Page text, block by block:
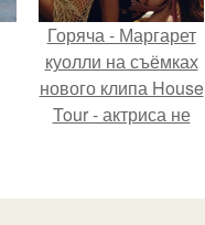
Горяча - Маргарет
куолли на съёмках
нового клипа House
Tour - актриса не
выступила в роли